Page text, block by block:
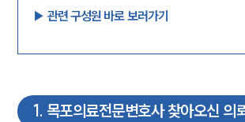
▶︎ 관련 구성원 바로 보러가기
1 . 목포의료전문변호사 찾아오신 의